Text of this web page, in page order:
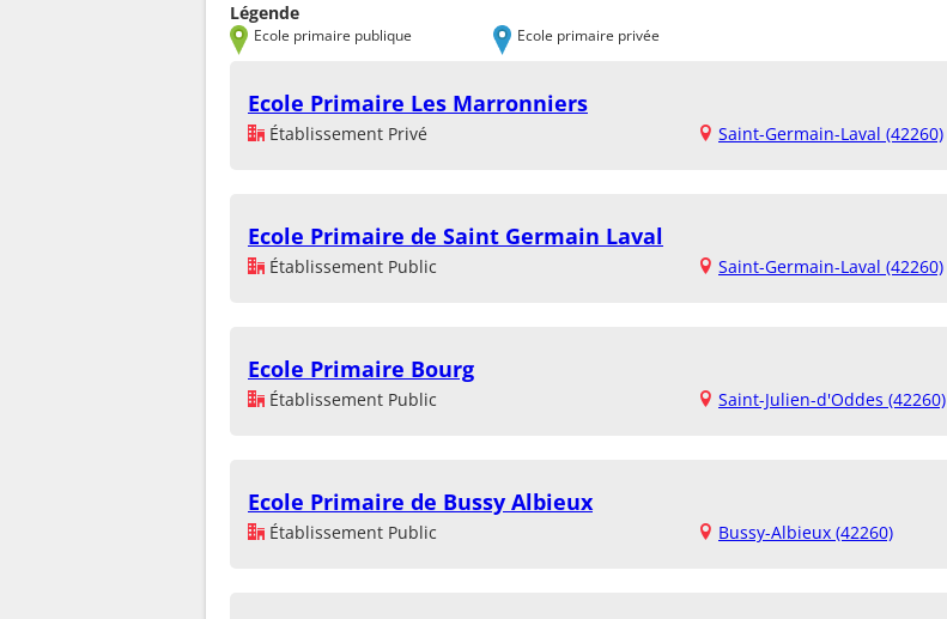
Légende
Ecole primaire publique Ecole primaire privée
Ecole Primaire Les Marronniers
Établissement Privé Saint-Germain-Laval (42260)
Ecole Primaire de Saint Germain Laval
Établissement Public Saint-Germain-Laval (42260)
Ecole Primaire Bourg
Établissement Public Saint-Julien-d'Oddes (42260)
Ecole Primaire de Bussy Albieux
Établissement Public Bussy-Albieux (42260)